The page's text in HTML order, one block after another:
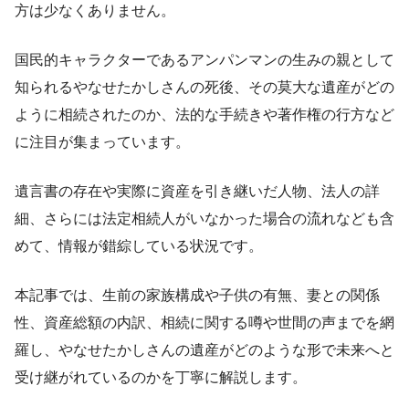
方は少なくありません。
国民的キャラクターであるアンパンマンの生みの親として
知られるやなせたかしさんの死後、その莫大な遺産がどの
ように相続されたのか、法的な手続きや著作権の行方など
に注目が集まっています。
遺言書の存在や実際に資産を引き継いだ人物、法人の詳
細、さらには法定相続人がいなかった場合の流れなども含
めて、情報が錯綜している状況です。
本記事では、生前の家族構成や子供の有無、妻との関係
性、資産総額の内訳、相続に関する噂や世間の声までを網
羅し、やなせたかしさんの遺産がどのような形で未来へと
受け継がれているのかを丁寧に解説します。